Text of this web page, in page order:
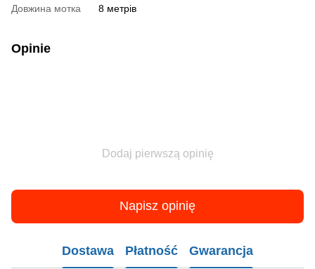
Довжина мотка 8 метрів
Opinie
Dodaj pierwszą opinię
Napisz opinię
Dostawa Płatność Gwarancja